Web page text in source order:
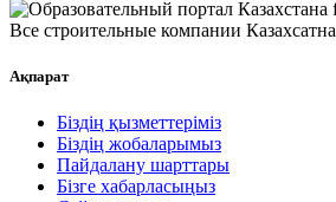
Все строительные компании Казахсатна
Ақпарат
Біздің қызметтеріміз
Біздің жобаларымыз
Пайдалану шарттары
Бізге хабарласыңыз